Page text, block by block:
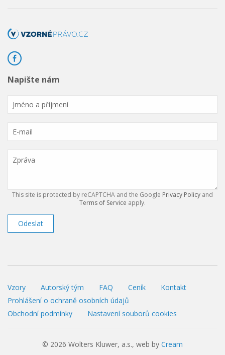
Napište nám
This site is protected by reCAPTCHA and the Google Privacy Policy and
Terms of Service apply.
Odeslat
Vzory Autorský tým FAQ Ceník
Kontakt
Prohlášení o ochraně osobních údajů
Obchodní podmínky
Nastavení souborů cookies
© 2026 Wolters Kluwer, a.s., web by Cream